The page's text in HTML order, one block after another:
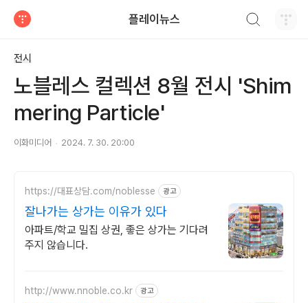
플레이뉴스
전시
노블레스 컬렉션 8월 전시 'Shim
mering Particle'
이화미디어 2024. 7. 30. 20:00
https://대표상담.com/noblesse 광고
잘나가는 상가는 이유가 있다
아파트/학교 밀집 상권, 좋은 상가는 기다려
주지 않습니다.
http://www.nnoble.co.kr 광고